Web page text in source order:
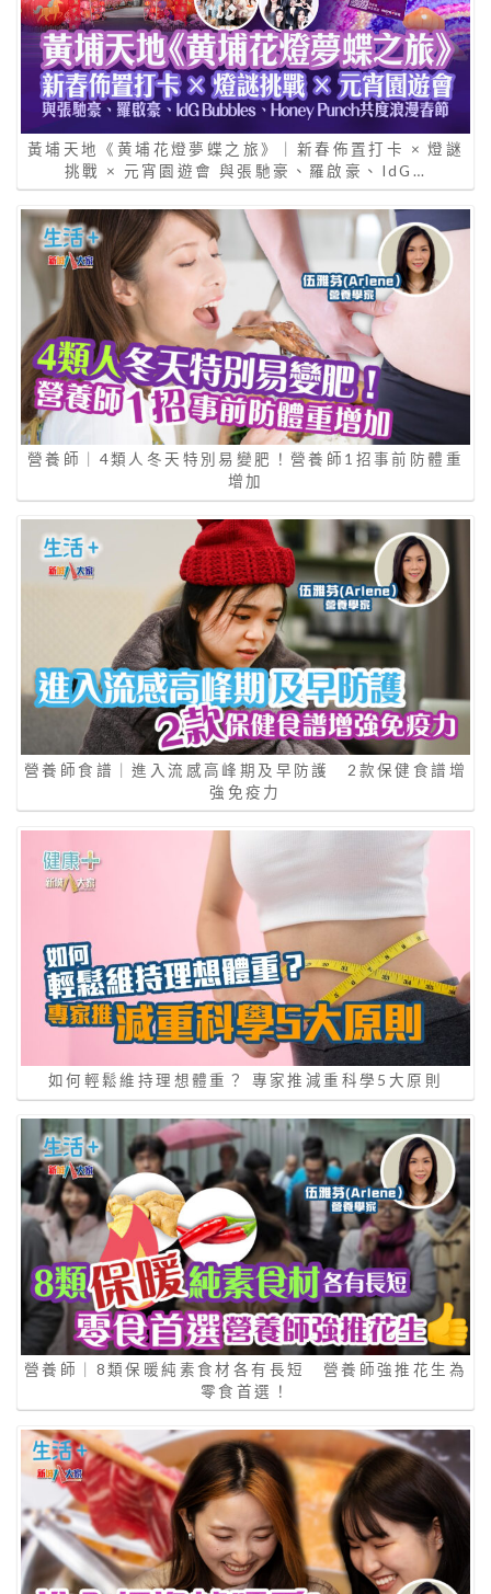
黃埔天地《黄埔花燈夢蝶之旅》｜新春佈置打卡 × 燈謎
挑戰 × 元宵園遊會 與張馳豪、羅啟豪、IdG…
營養師｜4類人冬天特別易變肥！營養師1招事前防體重
增加
營養師食譜｜進入流感高峰期及早防護 2款保健食譜增
強免疫力
如何輕鬆維持理想體重？ 專家推減重科學5大原則
營養師｜8類保暖純素食材各有長短 營養師強推花生為
零食首選！